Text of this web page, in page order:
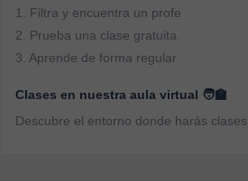
1. Filtra y encuentra un profe
2. Prueba una clase gratuita
3. Aprende de forma regular
Clases en nuestra aula virtual 🧑‍🏫
Descubre el entorno donde harás clases.